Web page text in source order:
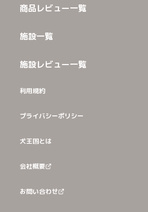
商品レビュー一覧
施設一覧
施設レビュー一覧
利用規約
プライバシーポリシー
犬王国とは
会社概要
お問い合わせ